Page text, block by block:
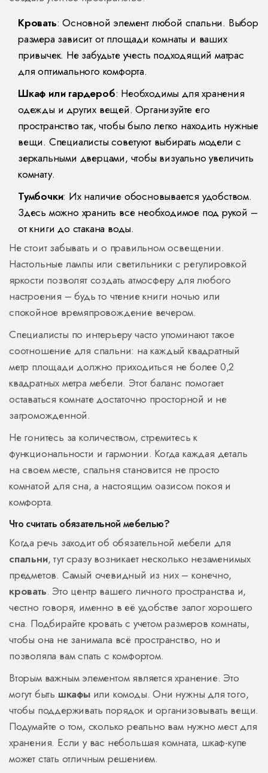
Кровать: Основной элемент любой спальни. Выбор
размера зависит от площади комнаты и ваших
привычек. Не забудьте учесть подходящий матрас
для оптимального комфорта.
Шкаф или гардероб: Необходимы для хранения
одежды и других вещей. Организуйте его
пространство так, чтобы было легко находить нужные
вещи. Специалисты советуют выбирать модели с
зеркальными дверцами, чтобы визуально увеличить
комнату.
Тумбочки: Их наличие обосновывается удобством.
Здесь можно хранить все необходимое под рукой –
от книги до стакана воды.
Не стоит забывать и о правильном освещении.
Настольные лампы или светильники с регулировкой
яркости позволят создать атмосферу для любого
настроения – будь то чтение книги ночью или
спокойное времяпровождение вечером.
Специалисты по интерьеру часто упоминают такое
соотношение для спальни: на каждый квадратный
метр площади должно приходиться не более 0,2
квадратных метра мебели. Этот баланс помогает
оставаться комнате достаточно просторной и не
загроможденной.
Не гонитесь за количеством, стремитесь к
функциональности и гармонии. Когда каждая деталь
на своем месте, спальня становится не просто
комнатой для сна, а настоящим оазисом покоя и
комфорта.
Что считать обязательной мебелью?
Когда речь заходит об обязательной мебели для
спальни, тут сразу возникает несколько незаменимых
предметов. Самый очевидный из них – конечно,
кровать. Это центр вашего личного пространства и,
честно говоря, именно в её удобстве залог хорошего
сна. Подбирайте кровать с учетом размеров комнаты,
чтобы она не занимала всё пространство, но и
позволяла вам спать с комфортом.
Вторым важным элементом является хранение. Это
могут быть шкафыили комоды. Они нужны для того,
чтобы поддерживать порядок и организовывать вещи.
Подумайте о том, сколько реально вам нужно мест для
хранения. Если у вас небольшая комната, шкаф-купе
может стать отличным решением.